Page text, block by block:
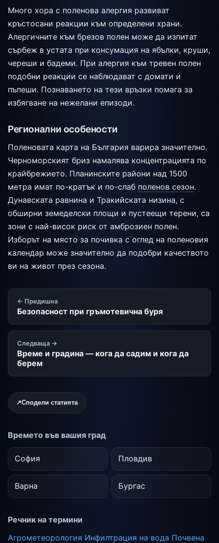
Много хора с поленова алергия развиват
кръстосани реакции към определени храни.
Алергичните към брезов полен може да изпитат
сърбеж в устата при консумация на ябълки, круши,
череши и бадеми. При алергия към тревен полен
подобни реакции се наблюдават с домати и
пъпеши. Познаването на тези връзки помага за
избягване на нежелани епизоди.
Регионални особености
Поленовата карта на България варира значително.
Черноморският бриз намалява концентрацията по
крайбрежието. Планинските райони над 1500
метра имат по-кратък и по-слаб поленов сезон.
Дунавската равнина и Тракийската низина, с
обширни земеделски площи и пустеещи терени, са
зони с най-висок риск от амброзиен полен.
Изборът на място за почивка с оглед на поленовия
календар може значително да подобри качеството
ви на живот през сезона.
← Предишна
Безопасност при гръмотевична буря
Следваща →
Време и градина — кога да садим и кога да
берем
↗Сподели статията
Времето във вашия град
София Пловдив
Варна Бургас
Речник на термини
Агрометеорология Инфилтрация на вода Почвена